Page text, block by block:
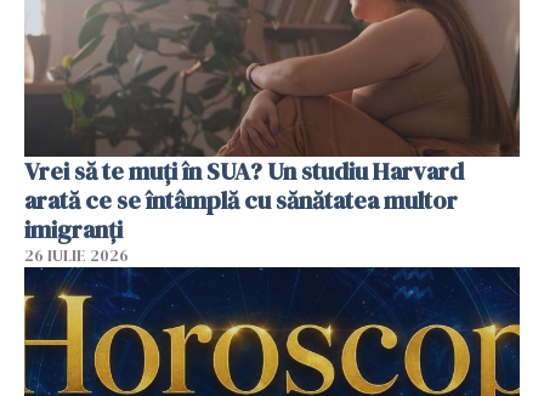
Vrei să te muți în SUA? Un studiu Harvard
arată ce se întâmplă cu sănătatea multor
imigranți
26 IULIE 2026